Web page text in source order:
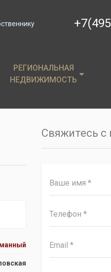
РЕГИОНАЛЬНАЯ
НЕДВИЖИМОСТЬ
РЕГИОНАЛЬНАЯ
НЕДВИЖИМОСТЬ
Свяжитесь с